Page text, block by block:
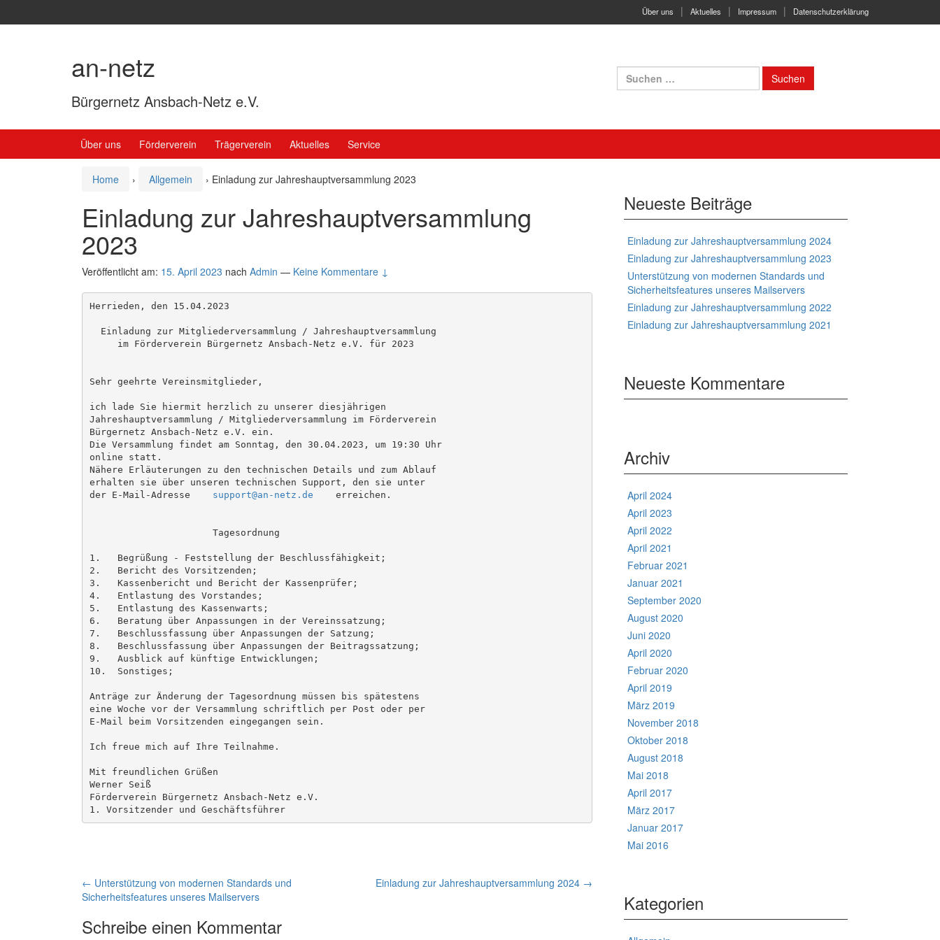
Über uns Aktuelles Impressum Datenschutzerklärung
an-netz
Bürgernetz Ansbach-Netz e.V.
Suchen
nach:
Über uns Förderverein Trägerverein Aktuelles Service
Home › Allgemein › Einladung zur Jahreshauptversammlung 2023
Einladung zur Jahreshauptversammlung
2023
Veröffentlicht am: 15. April 2023 nach Admin — Keine Kommentare ↓
Herrieden, den 15.04.2023
  Einladung zur Mitgliederversammlung / Jahreshauptversammlung
     im Förderverein Bürgernetz Ansbach-Netz e.V. für 2023
Sehr geehrte Vereinsmitglieder,
ich lade Sie hiermit herzlich zu unserer diesjährigen
Jahreshauptversammlung / Mitgliederversammlung im Förderverein
Bürgernetz Ansbach-Netz e.V. ein.
Die Versammlung findet am Sonntag, den 30.04.2023, um 19:30 Uhr
online statt.
Nähere Erläuterungen zu den technischen Details und zum Ablauf
erhalten sie über unseren technischen Support, den sie unter
der E-Mail-Adresse support@an-netz.de
    erreichen.
                      Tagesordnung
1.   Begrüßung - Feststellung der Beschlussfähigkeit;
2.   Bericht des Vorsitzenden;
3.   Kassenbericht und Bericht der Kassenprüfer;
4.   Entlastung des Vorstandes;
5.   Entlastung des Kassenwarts;
6.   Beratung über Anpassungen in der Vereinssatzung;
7.   Beschlussfassung über Anpassungen der Satzung;
8.   Beschlussfassung über Anpassungen der Beitragssatzung;
9.   Ausblick auf künftige Entwicklungen;
10.  Sonstiges;
Anträge zur Änderung der Tagesordnung müssen bis spätestens
eine Woche vor der Versammlung schriftlich per Post oder per
E-Mail beim Vorsitzenden eingegangen sein.
Ich freue mich auf Ihre Teilnahme.
Mit freundlichen Grüßen
Werner Seiß
Förderverein Bürgernetz Ansbach-Netz e.V.
1. Vorsitzender und Geschäftsführer
Artikel-
Navigation
← Unterstützung von modernen Standards und
Sicherheitsfeatures unseres Mailservers
Einladung zur Jahreshauptversammlung 2024 →
Schreibe einen Kommentar
Neueste Beiträge
Einladung zur Jahreshauptversammlung 2024
Einladung zur Jahreshauptversammlung 2023
Unterstützung von modernen Standards und
Sicherheitsfeatures unseres Mailservers
Einladung zur Jahreshauptversammlung 2022
Einladung zur Jahreshauptversammlung 2021
Neueste Kommentare
Archiv
April 2024
April 2023
April 2022
April 2021
Februar 2021
Januar 2021
September 2020
August 2020
Juni 2020
April 2020
Februar 2020
April 2019
März 2019
November 2018
Oktober 2018
August 2018
Mai 2018
April 2017
März 2017
Januar 2017
Mai 2016
Kategorien